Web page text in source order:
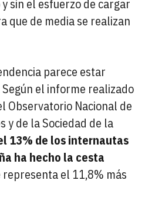
sin el esfuerzo de cargar
que de media se realizan
parece estar
el informe realizado
Observatorio Nacional de
y de la Sociedad de la
13% de los internautas
ha hecho la cesta
representa el 11,8% más